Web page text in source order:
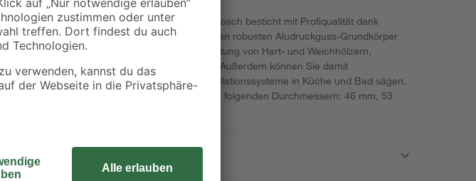
Das sechsteilige Lochsägeset aus dem Hause Bosch besticht mit Profiqualität dank
gehärteten Zähnen. Alle Sägekränze weisen einen robusten Aludruckguss-Grundkörper
auf. Somit sind sie ideal geeignet für die Bearbeitung von Hart- und Weichhölzern,
furniertes Holz sowie beschichtete Spanplatten. Außerdem können Sie damit
Rohrdurchführungen für Lüftungsrohre und Ventilationssysteme in Küche und Bad sägen.
In der Verpackung befinden sich Sägekränze mit folgenden Durchmessern: 46 mm, 53